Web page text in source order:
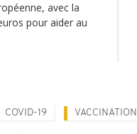
avec la
pour aider au
COVID-19 VACCINATION